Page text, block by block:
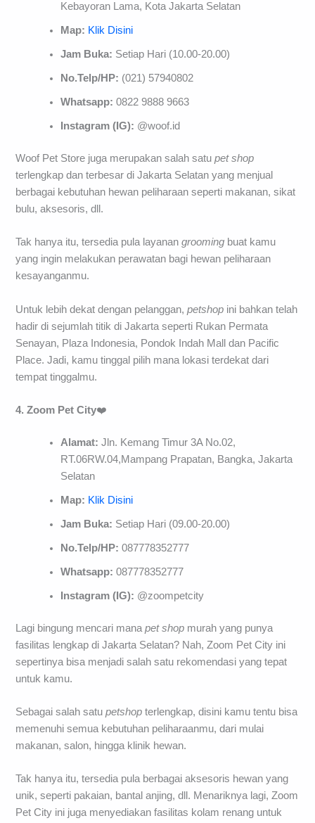
Kebayoran Lama, Kota Jakarta Selatan
Map: Klik Disini
Jam Buka: Setiap Hari (10.00-20.00)
No.Telp/HP: (021) 57940802
Whatsapp:0822 9888 9663
Instagram (IG): @woof.id
Woof Pet Store juga merupakan salah satupet shop
terlengkap dan terbesar di Jakarta Selatan yang menjual
berbagai kebutuhan hewan peliharaan seperti makanan, sikat
bulu, aksesoris, dll.
Tak hanya itu, tersedia pula layanangrooming buat kamu
yang ingin melakukan perawatan bagi hewan peliharaan
kesayanganmu.
Untuk lebih dekat dengan pelanggan,petshop ini bahkan telah
hadir di sejumlah titik di Jakarta seperti Rukan Permata
Senayan, Plaza Indonesia, Pondok Indah Mall dan Pacific
Place. Jadi, kamu tinggal pilih mana lokasi terdekat dari
tempat tinggalmu.
4. Zoom Pet City❤️
Alamat: Jln. Kemang Timur 3A No.02,
RT.06RW.04,Mampang Prapatan, Bangka, Jakarta
Selatan
Map: Klik Disini
Jam Buka: Setiap Hari (09.00-20.00)
No.Telp/HP: 087778352777
Whatsapp:087778352777
Instagram (IG): @zoompetcity
Lagi bingung mencari manapet shop murah yang punya
fasilitas lengkap di Jakarta Selatan? Nah, Zoom Pet City ini
sepertinya bisa menjadi salah satu rekomendasi yang tepat
untuk kamu.
Sebagai salah satupetshop terlengkap, disini kamu tentu bisa
memenuhi semua kebutuhan peliharaanmu, dari mulai
makanan, salon, hingga klinik hewan.
Tak hanya itu, tersedia pula berbagai aksesoris hewan yang
unik, seperti pakaian, bantal anjing, dll. Menariknya lagi, Zoom
Pet City ini juga menyediakan fasilitas kolam renang untuk